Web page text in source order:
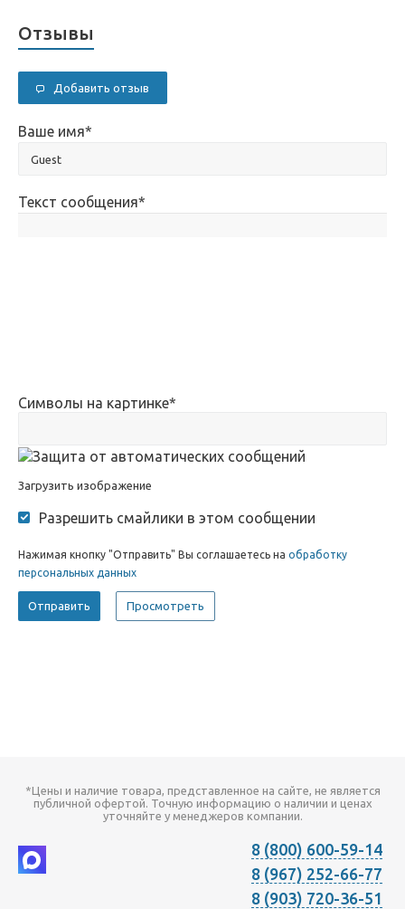
Отзывы
Добавить отзыв
Ваше имя*
Текст сообщения*
Символы на картинке*
Загрузить изображение
Разрешить смайлики в этом сообщении
Нажимая кнопку "Отправить" Вы соглашаетесь на обработку
персональных данных
*Цены и наличие товара, представленное на сайте, не является
публичной офертой. Точную информацию о наличии и ценах
уточняйте у менеджеров компании.
8 (800) 600-59-14
8 (967) 252-66-77
8 (903) 720-36-51